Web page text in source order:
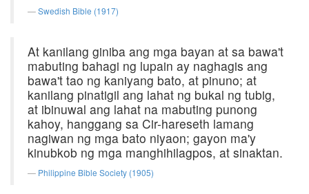
Swedish Bible (1917)
At kanilang giniba ang mga bayan at sa bawa't
mabuting bahagi ng lupain ay naghagis ang
bawa't tao ng kaniyang bato, at pinuno; at
kanilang pinatigil ang lahat ng bukal ng tubig,
at ibinuwal ang lahat na mabuting punong
kahoy, hanggang sa Cir-hareseth lamang
nagiwan ng mga bato niyaon; gayon ma'y
kinubkob ng mga manghihilagpos, at sinaktan.
Philippine Bible Society (1905)